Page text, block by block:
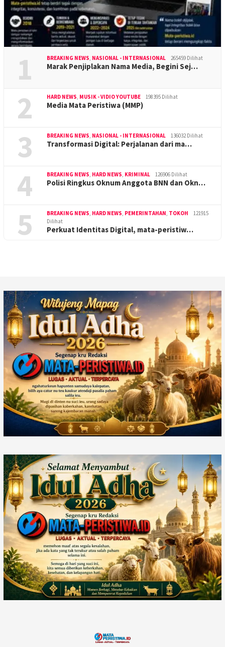
1 BREAKING NEWS NASIONAL - INTERNASIONAL 265459 Dilihat
Marak Penjiplakan Nama Media, Begini Sej…
2 HARD NEWS MUSIK - VIDIO YOUTUBE 198395 Dilihat
Media Mata Peristiwa (MMP)
3 BREAKING NEWS NASIONAL - INTERNASIONAL 136032 Dilihat
Transformasi Digital: Perjalanan dari ma…
4 BREAKING NEWS HARD NEWS KRIMINAL 126906 Dilihat
Polisi Ringkus Oknum Anggota BNN dan Okn…
5 BREAKING NEWS HARD NEWS PEMERINTAHAN TOKOH
121915
Dilihat
Perkuat Identitas Digital, mata-peristiw…